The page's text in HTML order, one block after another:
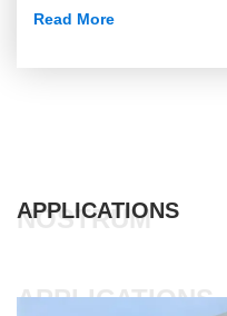
Read More
NOSTRUM
APPLICATIONS
APPLICATIONS